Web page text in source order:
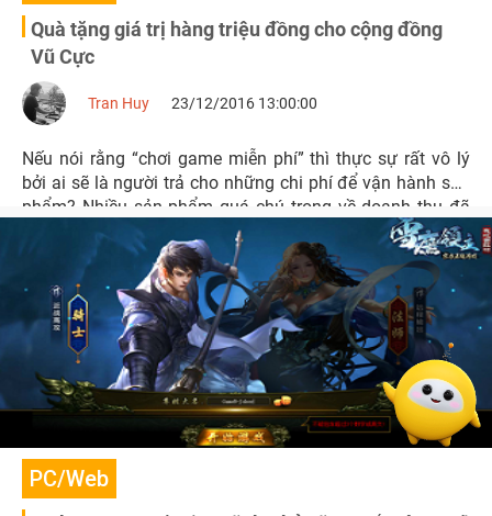
Quà tặng giá trị hàng triệu đồng cho cộng đồng
Vũ Cực
Tran Huy 23/12/2016 13:00:00
Nếu nói rằng “chơi game miễn phí” thì thực sự rất vô lý
bởi ai sẽ là người trả cho những chi phí để vận hành sản
phẩm? Nhiều sản phẩm quá chú trọng về doanh thu đã
vô tình gây ác cảm cho người chơi rằng mình đang bị
“hút máu” quá nhanh.
PC/Web